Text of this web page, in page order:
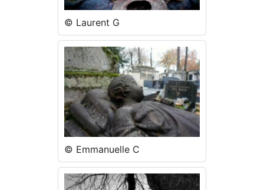
© Laurent G
© Emmanuelle C